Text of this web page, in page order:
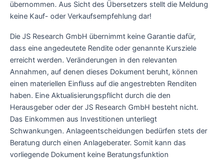
übernommen. Aus Sicht des Übersetzers stellt die Meldung
keine Kauf- oder Verkaufsempfehlung dar!
Die JS Research GmbH übernimmt keine Garantie dafür,
dass eine angedeutete Rendite oder genannte Kursziele
erreicht werden. Veränderungen in den relevanten
Annahmen, auf denen dieses Dokument beruht, können
einen materiellen Einfluss auf die angestrebten Renditen
haben. Eine Aktualisierungspflicht durch die den
Herausgeber oder der JS Research GmbH besteht nicht.
Das Einkommen aus Investitionen unterliegt
Schwankungen. Anlageentscheidungen bedürfen stets der
Beratung durch einen Anlageberater. Somit kann das
vorliegende Dokument keine Beratungsfunktion